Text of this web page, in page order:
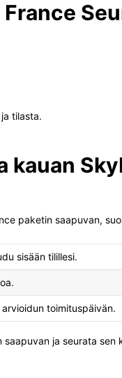
tilasta.
paketin saapuvan,
sisään tilillesi.
toimituspäivän.
ja seurata